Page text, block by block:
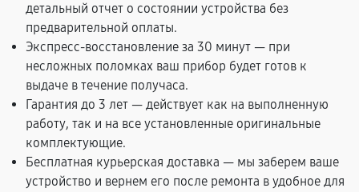
детальный отчет о состоянии устройства без
предварительной оплаты.
Экспресс-восстановление за 30 минут — при
несложных поломках ваш прибор будет готов к
выдаче в течение получаса.
Гарантия до 3 лет — действует как на выполненную
работу, так и на все установленные оригинальные
комплектующие.
Бесплатная курьерская доставка — мы заберем ваше
устройство и вернем его после ремонта в удобное для